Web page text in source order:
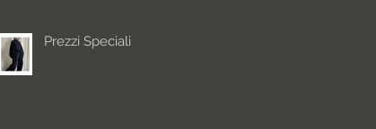
Prezzi Speciali